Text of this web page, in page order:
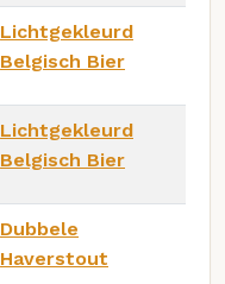
Lichtgekleurd
Belgisch Bier
Lichtgekleurd
Belgisch Bier
Dubbele
Haverstout